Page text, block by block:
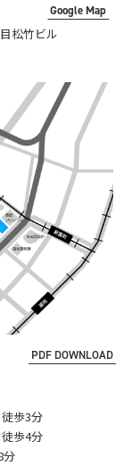
Google Map
松竹ビル
PDF DOWNLOAD
歩3分
歩4分
分